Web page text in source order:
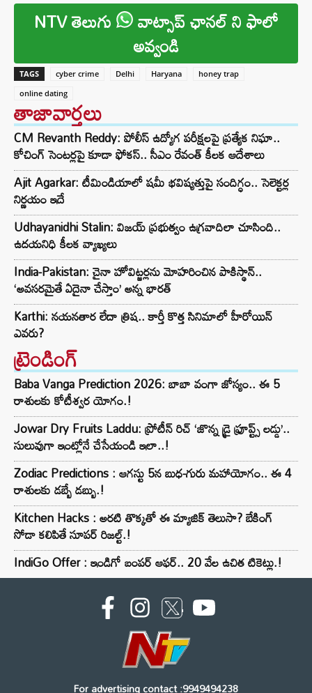
NTV తెలుగు వాట్సాప్ ఛానల్ ని ఫాలో
అవ్వండి
TAGS cyber crime Delhi Haryana
honey trap
online dating
తాజావార్తలు
CM Revanth Reddy: పోలీస్ ఉద్యోగ పరీక్షలపై ప్రత్యేక నిఘా..
కోచింగ్ సెంటర్లపై కూడా ఫోకస్.. సీఎం రేవంత్ కీలక ఆదేశాలు
Ajit Agarkar: టీమిండియాలో షమీ భవిష్యత్తుపై సందిగ్ధం.. సెలెక్టర్ల
నిర్ణయం ఇదే
Udhayanidhi Stalin: విజయ్ ప్రభుత్వం ఉగ్రవాదిలా చూసింది..
ఉదయనిధి కీలక వ్యాఖ్యలు
India-Pakistan: చైనా హోవిట్జర్లను మోహరించిన పాకిస్థాన్..
‘అవసరమైతే ఏదైనా చేస్తాం’ అన్న భారత్
Karthi: నయనతార లేదా త్రిష.. కార్తీ కొత్త సినిమాలో హీరోయిన్
ఎవరు?
ట్రెండింగ్‌
Baba Vanga Prediction 2026: బాబా వంగా జోస్యం.. ఈ 5
రాశులకు కోటీశ్వర యోగం.!
Jowar Dry Fruits Laddu: ప్రోటీన్ రిచ్ ‘జొన్న డ్రై ఫ్రూప్ట్స్ లడ్డు’..
సులువుగా ఇంట్లోనే చేసేయండి ఇలా..!
Zodiac Predictions : ఆగస్టు 5న బుధ-గురు మహాయోగం.. ఈ 4
రాశులకు డబ్బే డబ్బు.!
Kitchen Hacks : అరటి తొక్కతో ఈ మ్యాజిక్ తెలుసా? బేకింగ్
సోడా కలిపితే సూపర్ రిజల్ట్.!
IndiGo Offer : ఇండిగో బంపర్ ఆఫర్.. 20 వేల ఉచిత టికెట్లు.!
For advertising contact :9949494238